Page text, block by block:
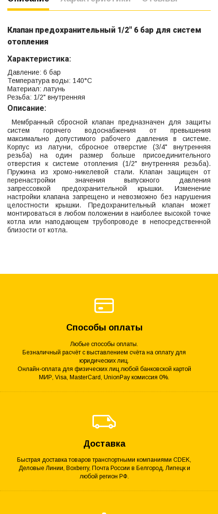
Клапан предохранительный 1/2" 6 бар для систем
отопления
Характеристика:
Давление: 6 бар
Температура воды: 140°C
Материал: латунь
Резьба: 1/2" внутренняя
Описание:
Мембранный сбросной клапан предназначен для защиты
систем горячего водоснабжения от превышения
максимально допустимого рабочего давления в системе.
Корпус из латуни, сбросное отверстие (3/4" внутренняя
резьба) на один размер больше присоединительного
отверстия к системе отопления (1/2" внутренняя резьба).
Пружина из хромо-никелевой стали. Клапан защищен от
перенастройки значения выпускного давления
запрессовкой предохранительной крышки. Изменение
настройки клапана запрещено и невозможно без нарушения
целостности крышки. Предохранительный клапан может
монтироваться в любом положении в наиболее высокой точке
котла или наподающем трубопроводе в непосредственной
близости от котла.
Способы оплаты
Любые способы оплаты.
Безналичный расчёт с выставлением счёта на оплату для
юридических лиц.
Онлайн-оплата для физических лиц любой банковской картой
МИР, Visa, MasterCard, UnionPay комиссия 0%.
Доставка
Быстрая доставка товаров транспортными компаниями CDEK,
Деловые Линии, Boxberry, Почта России в Белгород, Липецк и
любой регион РФ.